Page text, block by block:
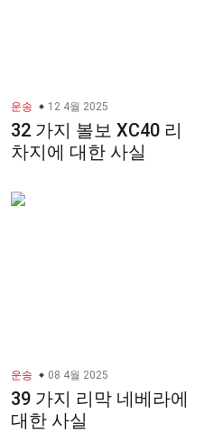
운송 12 4월 2025
32 가지 볼보 XC40 리
차지에 대한 사실
운송 08 4월 2025
39 가지 리막 네베라에
대한 사실